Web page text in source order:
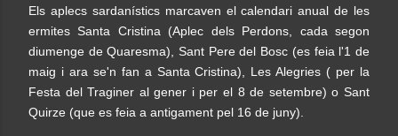
Els aplecs sardanístics marcaven el calendari anual de les
ermites Santa Cristina (Aplec dels Perdons, cada segon
diumenge de Quaresma), Sant Pere del Bosc (es feia l'1 de
maig i ara se'n fan a Santa Cristina), Les Alegries ( per la
Festa del Traginer al gener i per el 8 de setembre) o Sant
Quirze (que es feia a antigament pel 16 de juny).